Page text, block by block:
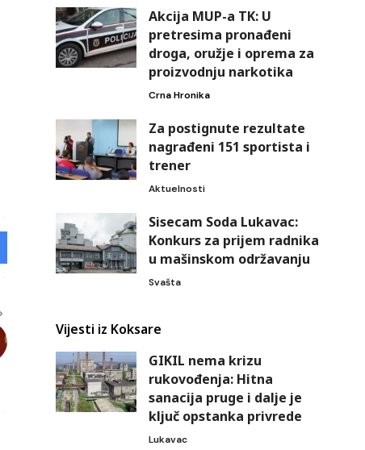
Akcija MUP-a TK: U
pretresima pronađeni
droga, oružje i oprema za
proizvodnju narkotika
Crna Hronika
Za postignute rezultate
nagrađeni 151 sportista i
trener
Aktuelnosti
Sisecam Soda Lukavac:
Konkurs za prijem radnika
u mašinskom održavanju
Svašta
Vijesti iz Koksare
GIKIL nema krizu
rukovođenja: Hitna
sanacija pruge i dalje je
ključ opstanka privrede
Lukavac